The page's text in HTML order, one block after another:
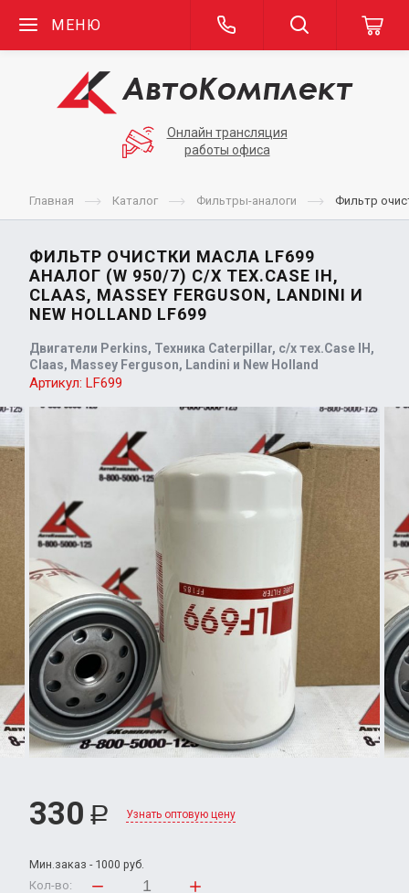
МЕНЮ
Онлайн трансляция
работы офиса
Главная Каталог Фильтры-аналоги Фильтр
ФИЛЬТР ОЧИСТКИ МАСЛА LF699
АНАЛОГ (W 950/7) С/Х ТЕХ.CASE IH,
CLAAS, MASSEY FERGUSON, LANDINI И
NEW HOLLAND LF699
Двигатели Perkins, Техника Caterpillar, с/х тех.Case IH,
Claas, Massey Ferguson, Landini и New Holland
Артикул: LF699
330 Р Узнать оптовую цену
Мин.заказ - 1000 руб.
Кол-во: